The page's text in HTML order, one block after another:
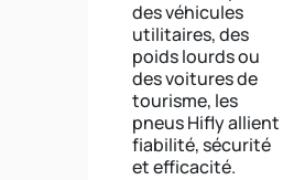
des véhicules
utilitaires, des
poids lourds ou
des voitures de
tourisme, les
pneus Hifly allient
fiabilité, sécurité
et efficacité.